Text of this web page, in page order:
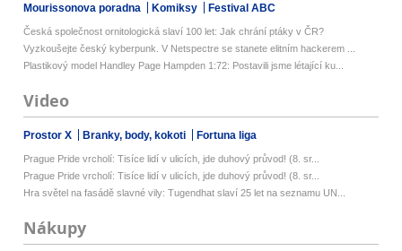
Mourissonova poradna Komiksy Festival ABC
Česká společnost ornitologická slaví 100 let: Jak chrání ptáky v ČR?
Vyzkoušejte český kyberpunk. V Netspectre se stanete elitním hackerem ...
Plastikový model Handley Page Hampden 1:72: Postavili jsme létající ku...
Video
Prostor X Branky, body, kokoti Fortuna liga
Prague Pride vrcholí: Tisíce lidí v ulicích, jde duhový průvod! (8. sr...
Prague Pride vrcholí: Tisíce lidí v ulicích, jde duhový průvod! (8. sr...
Hra světel na fasádě slavné vily: Tugendhat slaví 25 let na seznamu UN...
Nákupy